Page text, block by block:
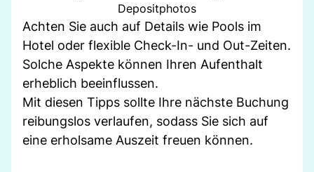
Depositphotos
Achten Sie auch auf Details wie Pools im
Hotel oder flexible Check-In- und Out-Zeiten.
Solche Aspekte können Ihren Aufenthalt
erheblich beeinflussen.
Mit diesen Tipps sollte Ihre nächste Buchung
reibungslos verlaufen, sodass Sie sich auf
eine erholsame Auszeit freuen können.